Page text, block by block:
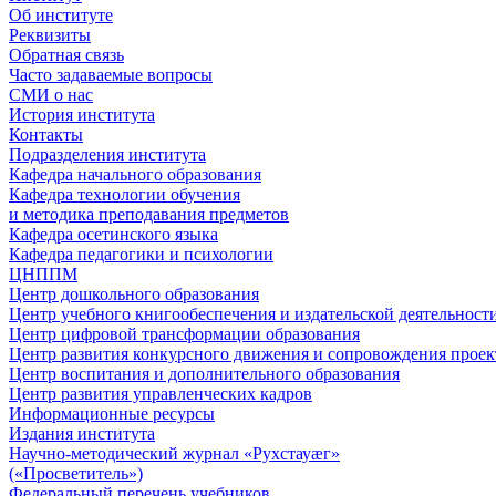
Об институте
Реквизиты
Обратная связь
Часто задаваемые вопросы
СМИ о нас
История института
Контакты
Подразделения института
Кафедра начального образования
Кафедра технологии обучения
и методика преподавания предметов
Кафедра осетинского языка
Кафедра педагогики и психологии
ЦНППМ
Центр дошкольного образования
Центр учебного книгообеспечения и издательской
Центр цифровой трансформации образования
Центр развития конкурсного движения и сопровождения
Центр воспитания и дополнительного образования
Центр развития управленческих кадров
Информационные ресурсы
Издания института
Научно-методический журнал «Рухстауæг»
(«Просветитель»)